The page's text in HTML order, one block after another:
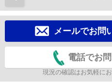
メールでお問
電話でお
現況の確認はお気軽に